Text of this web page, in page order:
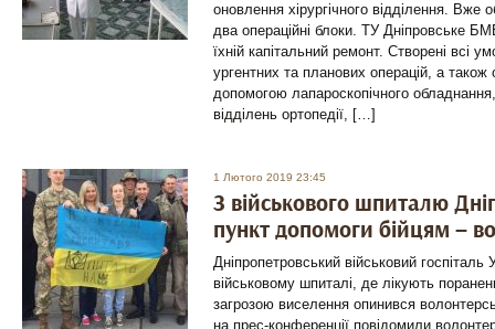
оновлення хірургічного відділення. Вже
два операційні блоки. ТУ Дніпровське
їхній капітальний ремонт. Створені всі
ургентних та планових операцій, а також
допомогою лапароскопічного обладнання,
відділень ортопедії, […]
1 Лютого 2019 23:45
З військового шпиталю
пункт допомоги бійцям –
Дніпропетровський військовий госпіталь
військовому шпиталі, де лікують
загрозою виселення опинився
на прес-конференції повідомили